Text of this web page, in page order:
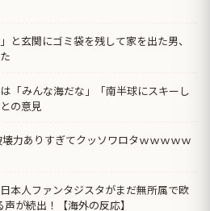
と玄関にゴミ袋を残して家を出た男、
「みんな海だな」「南半球にスキーし
の意見
壊力ありすぎてクッソワロタｗｗｗｗｗ
本人ファンタジスタがまだ無所属で欧
が続出！【海外の反応】